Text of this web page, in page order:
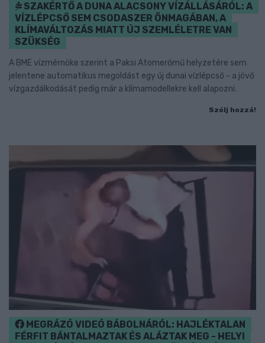
SZAKÉRTŐ A DUNA ALACSONY VÍZÁLLÁSÁRÓL: A
VÍZLÉPCSŐ SEM CSODASZER ÖNMAGÁBAN, A
KLÍMAVÁLTOZÁS MIATT ÚJ SZEMLÉLETRE VAN
SZÜKSÉG
A BME vízmérnöke szerint a Paksi Atomerőmű helyzetére sem
jelentene automatikus megoldást egy új dunai vízlépcső - a jövő
vízgazdálkodását pedig már a klímamodellekre kell alapozni.
Szólj hozzá!
MEGRÁZÓ VIDEÓ BÁBOLNÁRÓL: HAJLÉKTALAN
FÉRFIT BÁNTALMAZTAK ÉS ALÁZTAK MEG - HELYI